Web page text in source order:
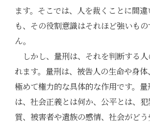
ます。そこでは、人を裁くことに間
も、その役割意識はそれほど強いも
ん。
しかし、量刑は、それを判断する
れます。量刑は、被告人の生命や身
極めて権力的な具体的な作用です。
は、社会正義とは何か、公平とは、
質、被害者や遺族の感情、社会がど